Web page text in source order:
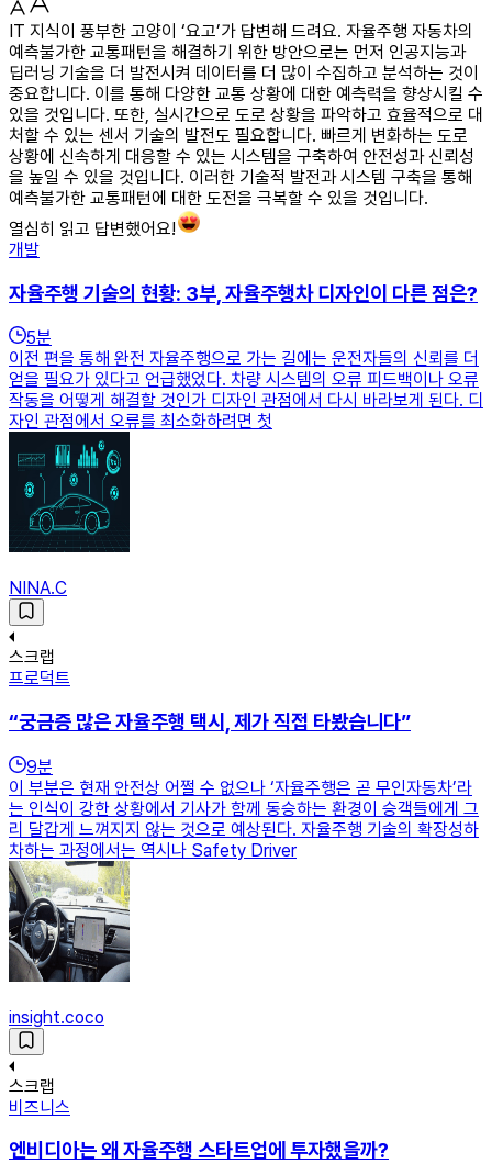
IT 지식이 풍부한 고양이 ‘요고’가 답변해 드려요. 자율주행 자동차의
예측불가한 교통패턴을 해결하기 위한 방안으로는 먼저 인공지능과
딥러닝 기술을 더 발전시켜 데이터를 더 많이 수집하고 분석하는 것이
중요합니다. 이를 통해 다양한 교통 상황에 대한 예측력을 향상시킬 수
있을 것입니다. 또한, 실시간으로 도로 상황을 파악하고 효율적으로 대
처할 수 있는 센서 기술의 발전도 필요합니다. 빠르게 변화하는 도로
상황에 신속하게 대응할 수 있는 시스템을 구축하여 안전성과 신뢰성
을 높일 수 있을 것입니다. 이러한 기술적 발전과 시스템 구축을 통해
예측불가한 교통패턴에 대한 도전을 극복할 수 있을 것입니다.
열심히 읽고 답변했어요!
개발
자율주행 기술의 현황: 3부, 자율주행차 디자인이 다른 점은?
5분
이전 편을 통해 완전 자율주행으로 가는 길에는 운전자들의 신뢰를 더
얻을 필요가 있다고 언급했었다. 차량 시스템의 오류 피드백이나 오류
작동을 어떻게 해결할 것인가 디자인 관점에서 다시 바라보게 된다. 디
자인 관점에서 오류를 최소화하려면 첫
NINA.C
스크랩
프로덕트
“궁금증 많은 자율주행 택시, 제가 직접 타봤습니다”
9분
이 부분은 현재 안전상 어쩔 수 없으나 ‘자율주행은 곧 무인자동차’라
는 인식이 강한 상황에서 기사가 함께 동승하는 환경이 승객들에게 그
리 달갑게 느껴지지 않는 것으로 예상된다. 자율주행 기술의 확장성하
차하는 과정에서는 역시나 Safety Driver
insight.coco
스크랩
비즈니스
엔비디아는 왜 자율주행 스타트업에 투자했을까?